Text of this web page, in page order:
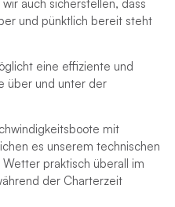
auch sicherstellen, dass
und pünktlich bereit steht
eine effiziente und
über und unter der
mit
es unserem technischen
praktisch überall im
der Charterzeit